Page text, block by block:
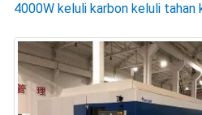
4000W keluli karbon keluli tahan